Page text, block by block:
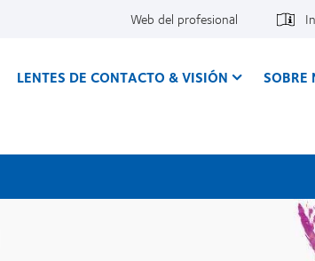
Web del profesional
LENTES DE CONTACTO & VISIÓN SOBRE